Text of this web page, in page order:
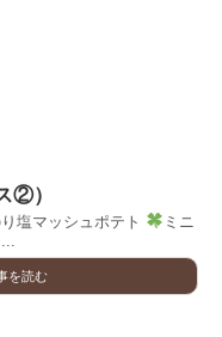
②）
塩マッシュポテト
ミニ
を読む